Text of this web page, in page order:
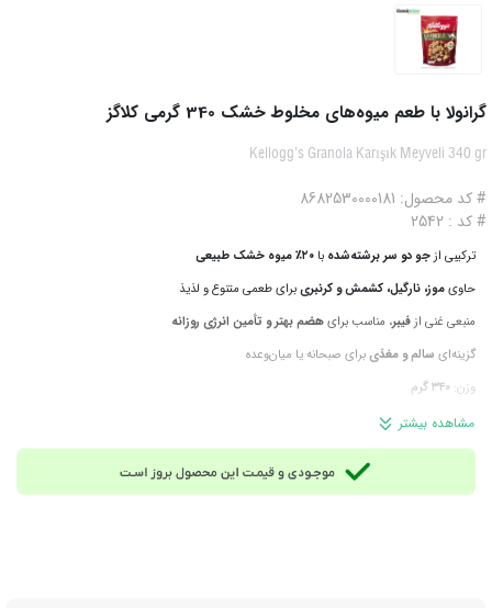
گرانولا با طعم میوه‌های مخلوط خشک 340 گرمی کلاگز
Kellogg’s Granola Karışık Meyveli 340 gr
# کد محصول: 8682530000181
# کد : 2542
ترکیبی ازجو دو سر برشته‌شده با ۲۰٪ میوه خشک طبیعی
حاویموز، نارگیل، کشمش و کرنبریبرای طعمی متنوع و لذیذ
منبعی غنی ازفیبر، مناسب برایهضم بهتر و تأمین انرژی روزانه
گزینه‌ای سالم و مغذی برای صبحانه یا میان‌وعده
وزن: ۳۴۰ گرم
محصول کشور ترکیه
مشاهده بیشتر